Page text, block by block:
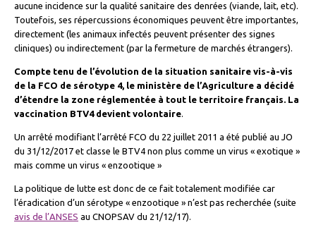
aucune incidence sur la qualité sanitaire des denrées (viande, lait, etc).
Toutefois, ses répercussions économiques peuvent être importantes,
directement (les animaux infectés peuvent présenter des signes
cliniques) ou indirectement (par la fermeture de marchés étrangers).
Compte tenu de l’évolution de la situation sanitaire vis-à-vis
de la FCO de sérotype 4, le ministère de l’Agriculture a décidé
d’étendre la zone réglementée à tout le territoire français. La
vaccination BTV4 devient volontaire.
Un arrêté modifiant l’arrêté FCO du 22 juillet 2011 a été publié au JO
du 31/12/2017 et classe le BTV4 non plus comme un virus « exotique »
mais comme un virus « enzootique »
La politique de lutte est donc de ce fait totalement modifiée car
l’éradication d’un sérotype « enzootique » n’est pas recherchée (suite
avis de l’ANSES au CNOPSAV du 21/12/17).